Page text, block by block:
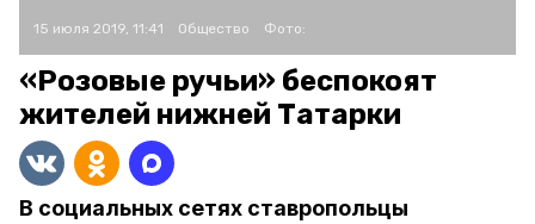
15 июля 2019, 11:41 Общество Фото:
«Розовые ручьи» беспокоят
жителей нижней Татарки
В социальных сетях ставропольцы